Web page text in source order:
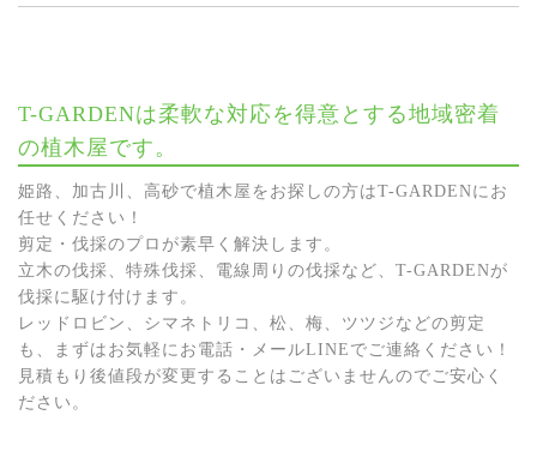
T-GARDENは柔軟な対応を得意とする地域密着
の植木屋です。
姫路、加古川、高砂で植木屋をお探しの方はT-GARDENにお
任せください！
剪定・伐採のプロが素早く解決します。
立木の伐採、特殊伐採、電線周りの伐採など、T-GARDENが
伐採に駆け付けます。
レッドロビン、シマネトリコ、松、梅、ツツジなどの剪定
も、まずはお気軽にお電話・メールLINEでご連絡ください！
見積もり後値段が変更することはございませんのでご安心く
ださい。